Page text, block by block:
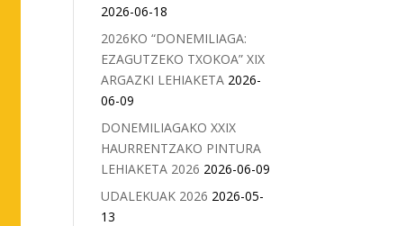
2026-06-18
2026KO “DONEMILIAGA:
EZAGUTZEKO TXOKOA” XIX
ARGAZKI LEHIAKETA 2026-
06-09
DONEMILIAGAKO XXIX
HAURRENTZAKO PINTURA
LEHIAKETA 2026 2026-06-09
UDALEKUAK 2026 2026-05-
13